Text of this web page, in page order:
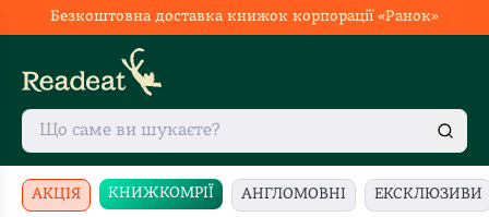
Безкоштовна доставка книжок корпорації «Ранок»
АКЦІЯ КНИЖКОМРІЇ АНГЛОМОВНІ ЕКСКЛЮЗИВИ